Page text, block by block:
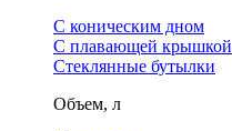
С коническим дном
С плавающей крышкой
Стеклянные бутылки
Объем, л